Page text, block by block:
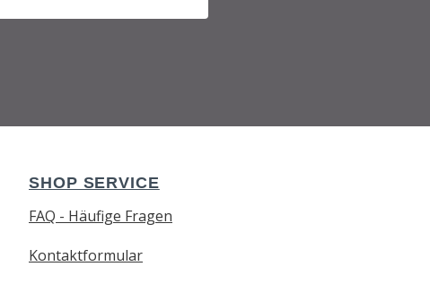
SHOP SERVICE
FAQ - Häufige Fragen
Kontaktformular